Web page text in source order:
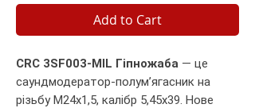
Add to Cart
CRC 3SF003-MIL Гіпножаба — це
саундмодератор-полумʼягасник на
різьбу M24x1,5, калібр 5,45х39. Нове